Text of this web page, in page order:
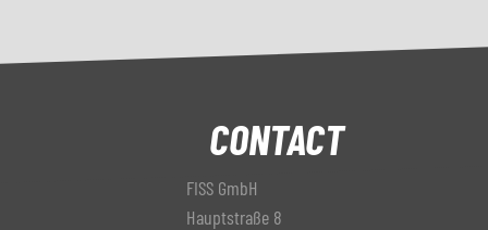
CONTACT
FISS GmbH
Hauptstraße 8